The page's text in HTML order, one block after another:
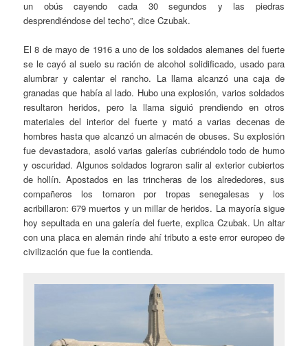
un obús cayendo cada 30 segundos y las piedras
desprendiéndose del techo”, dice Czubak.
El 8 de mayo de 1916 a uno de los soldados alemanes del fuerte
se le cayó al suelo su ración de alcohol solidificado, usado para
alumbrar y calentar el rancho. La llama alcanzó una caja de
granadas que había al lado. Hubo una explosión, varios soldados
resultaron heridos, pero la llama siguió prendiendo en otros
materiales del interior del fuerte y mató a varias decenas de
hombres hasta que alcanzó un almacén de obuses. Su explosión
fue devastadora, asoló varias galerías cubriéndolo todo de humo
y oscuridad. Algunos soldados lograron salir al exterior cubiertos
de hollín. Apostados en las trincheras de los alrededores, sus
compañeros los tomaron por tropas senegalesas y los
acribillaron: 679 muertos y un millar de heridos. La mayoría sigue
hoy sepultada en una galería del fuerte, explica Czubak. Un altar
con una placa en alemán rinde ahí tributo a este error europeo de
civilización que fue la contienda.